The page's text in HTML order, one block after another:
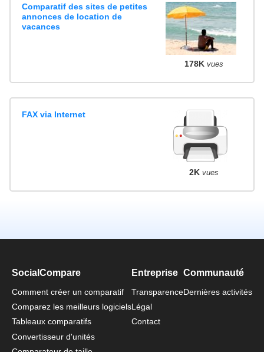
Comparatif des sites de petites
annonces de location de
vacances
178K vues
FAX via Internet
2K vues
SocialCompare
Comment créer un comparatif
Comparez les meilleurs logiciels
Tableaux comparatifs
Convertisseur d'unités
Entreprise
Transparence
Légal
Contact
Communauté
Dernières activités